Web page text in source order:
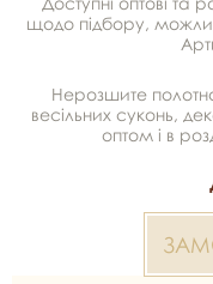
щодо підбору,
Нерозшите
весільних суконь,
оптом і в